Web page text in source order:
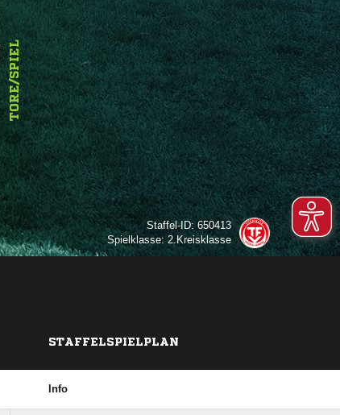
TORE/SPIEL
Staffel-ID: 650413
Spielklasse: 2.Kreisklasse
STAFFELSPIELPLAN
Info